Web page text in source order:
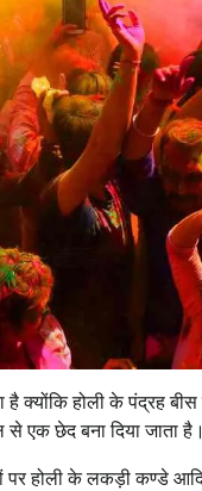
है क्योंकि होली के
एक छेद बना दिया जाता
पर होली के लकड़ी कण्डे